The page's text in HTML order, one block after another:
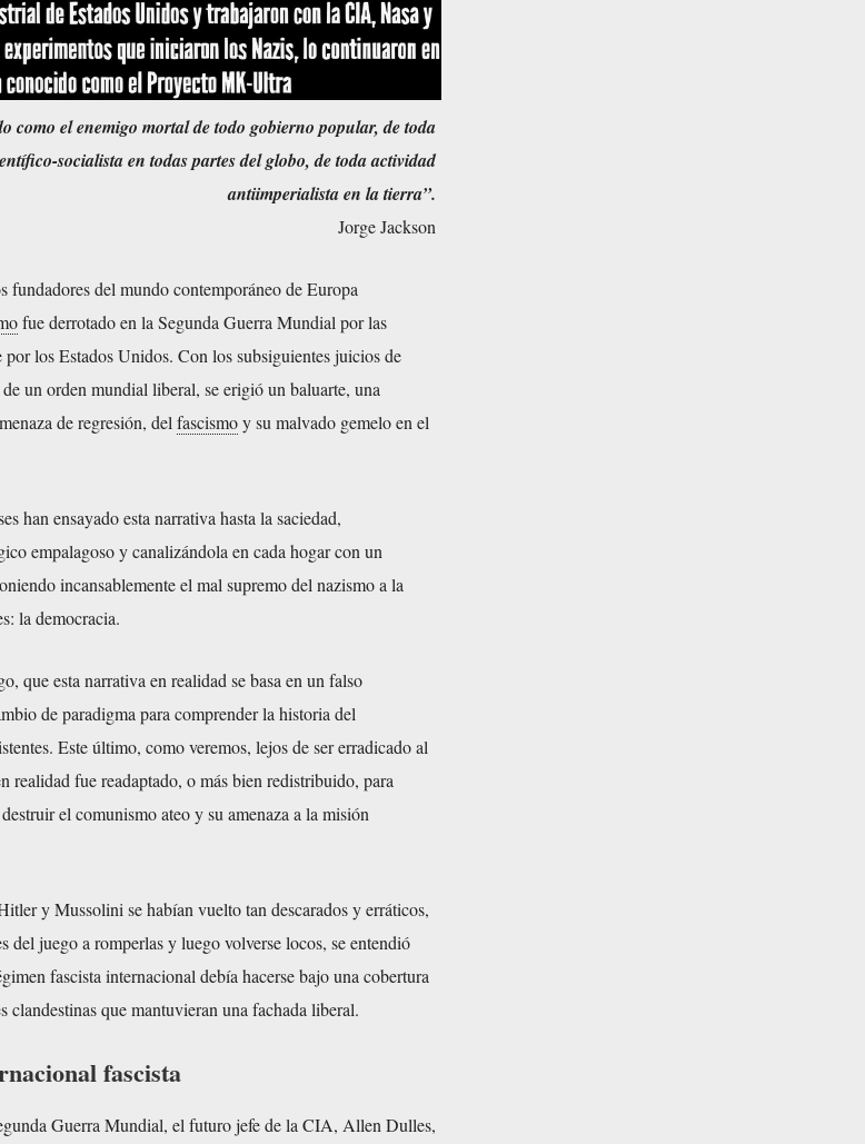
como el enemigo mortal de todo gobierno popular, de toda
socialista en todas partes del globo, de toda actividad
antiimperialista en la tierra”.
Jorge Jackson
del mundo contemporáneo de Europa
fue derrotado en la Segunda Guerra Mundial por las
los Estados Unidos. Con los subsiguientes juicios de
un orden mundial liberal, se erigió un baluarte, una
de regresión, del fascismoy su malvado gemelo en el
han ensayado esta narrativa hasta la saciedad,
empalagoso y canalizándola en cada hogar con un
incansablemente el mal supremo del nazismo a la
la democracia.
que esta narrativa en realidad se basa en un falso
de paradigma para comprender la historia del
Este último, como veremos, lejos de ser erradicado al
realidad fue readaptado, o más bien redistribuido, para
el comunismo ateo y su amenaza a la misión
y Mussolini se habían vuelto tan descarados y erráticos,
del juego a romperlas y luego volverse locos, se entendió
fascista internacional debía hacerse bajo una cobertura
clandestinas que mantuvieran una fachada liberal.
fascista
Guerra Mundial, el futuro jefe de la CIA, Allen Dulles,